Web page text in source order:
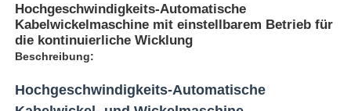
Hochgeschwindigkeits-Automatische
Kabelwickelmaschine mit einstellbarem Betrieb für
die kontinuierliche Wicklung
Beschreibung:
Hochgeschwindigkeits-Automatische